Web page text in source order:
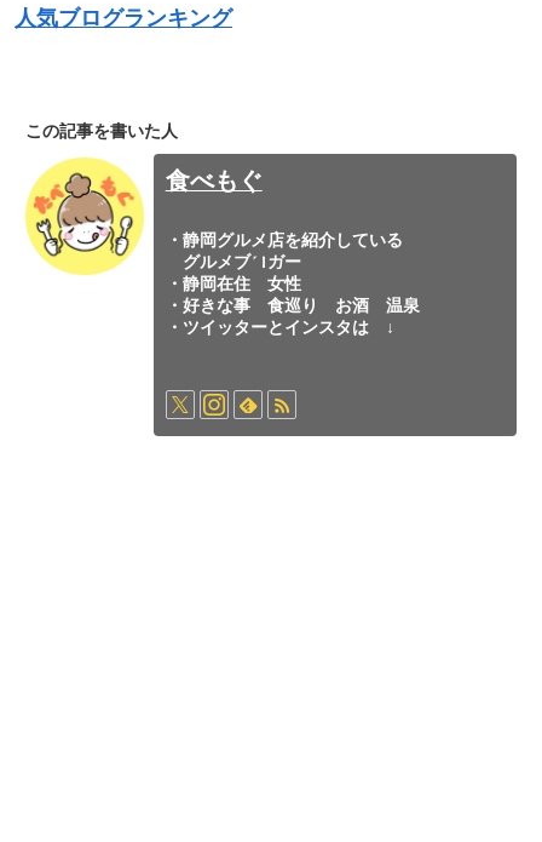
人気ブログランキング
この記事を書いた人
食べもぐ
・静岡グルメ店を紹介している
グルメブロガー
・静岡在住 女性
・好きな事 食巡り お酒 温泉
・ツイッターとインスタは ↓